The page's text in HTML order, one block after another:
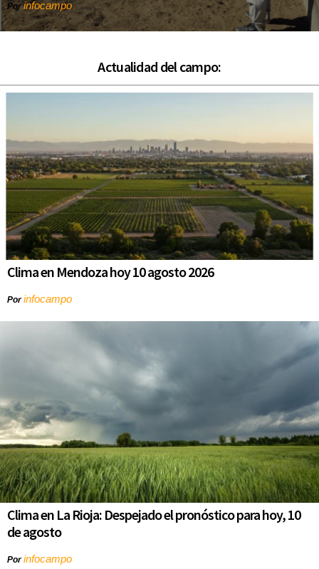
Porinfocampo
Actualidad del campo:
Clima en Mendoza hoy 10 agosto 2026
Porinfocampo
Clima en La Rioja: Despejado el pronóstico para hoy, 10
de agosto
Porinfocampo